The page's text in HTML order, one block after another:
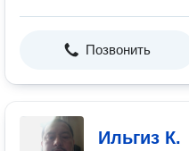
Позвонить
Ильгиз К.